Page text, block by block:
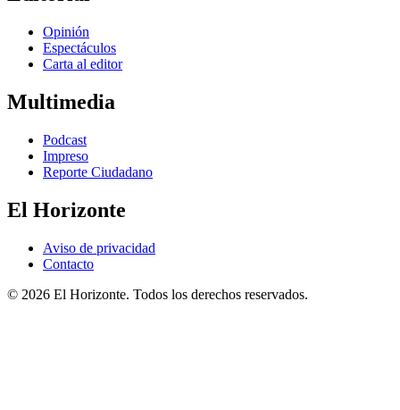
Opinión
Espectáculos
Carta al editor
Multimedia
Podcast
Impreso
Reporte Ciudadano
El Horizonte
Aviso de privacidad
Contacto
© 2026 El Horizonte. Todos los derechos reservados.